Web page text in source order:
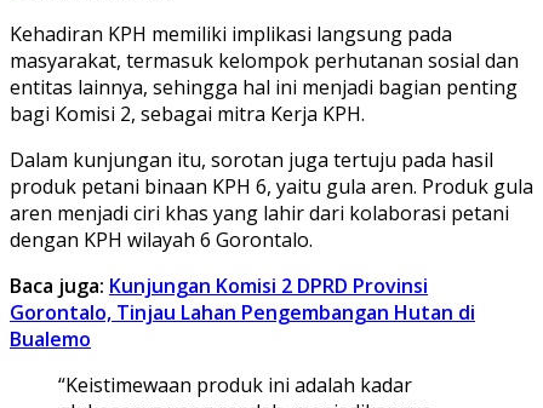
Kehadiran KPH memiliki implikasi langsung pada
masyarakat, termasuk kelompok perhutanan sosial dan
entitas lainnya, sehingga hal ini menjadi bagian penting
bagi Komisi 2, sebagai mitra Kerja KPH.
Dalam kunjungan itu, sorotan juga tertuju pada hasil
produk petani binaan KPH 6, yaitu gula aren. Produk gula
aren menjadi ciri khas yang lahir dari kolaborasi petani
dengan KPH wilayah 6 Gorontalo.
Baca juga: Kunjungan Komisi 2 DPRD Provinsi
Gorontalo, Tinjau Lahan Pengembangan Hutan di
Bualemo
“Keistimewaan produk ini adalah kadar